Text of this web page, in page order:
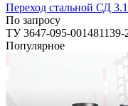
Переход стальной СД
По запросу
ТУ 3647-095-001481139-
Популярное